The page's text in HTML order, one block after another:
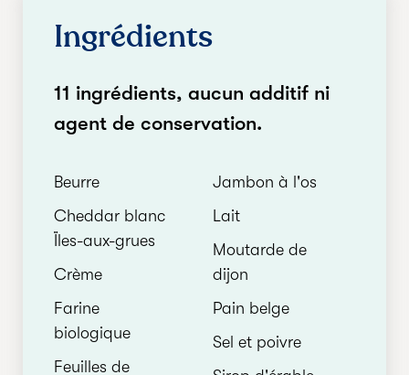
Ingrédients
11 ingrédients, aucun additif ni
agent de conservation.
Beurre
Cheddar blanc
Ïles-aux-grues
Crème
Farine
biologique
Feuilles de
Jambon à l'os
Lait
Moutarde de
dijon
Pain belge
Sel et poivre